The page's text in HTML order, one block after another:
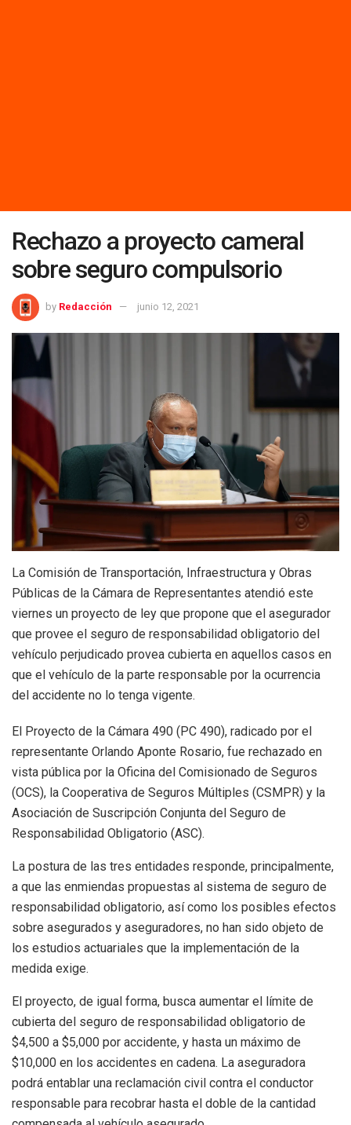
Rechazo a proyecto cameral
sobre seguro compulsorio
by Redacción junio 12, 2021
La Comisión de Transportación, Infraestructura y Obras
Públicas de la Cámara de Representantes atendió este
viernes un proyecto de ley que propone que el asegurador
que provee el seguro de responsabilidad obligatorio del
vehículo perjudicado provea cubierta en aquellos casos en
que el vehículo de la parte responsable por la ocurrencia
del accidente no lo tenga vigente.
El Proyecto de la Cámara 490 (PC 490), radicado por el
representante Orlando Aponte Rosario, fue rechazado en
vista pública por la Oficina del Comisionado de Seguros
(OCS), la Cooperativa de Seguros Múltiples (CSMPR) y la
Asociación de Suscripción Conjunta del Seguro de
Responsabilidad Obligatorio (ASC).
La postura de las tres entidades responde, principalmente,
a que las enmiendas propuestas al sistema de seguro de
responsabilidad obligatorio, así como los posibles efectos
sobre asegurados y aseguradores, no han sido objeto de
los estudios actuariales que la implementación de la
medida exige.
El proyecto, de igual forma, busca aumentar el límite de
cubierta del seguro de responsabilidad obligatorio de
$4,500 a $5,000 por accidente, y hasta un máximo de
$10,000 en los accidentes en cadena. La aseguradora
podrá entablar una reclamación civil contra el conductor
responsable para recobrar hasta el doble de la cantidad